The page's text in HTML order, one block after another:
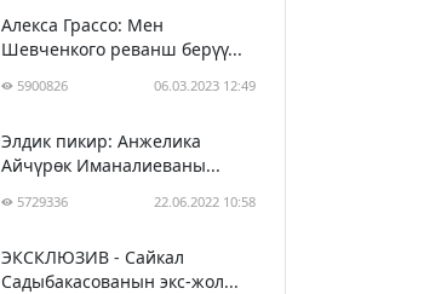
Алекса Грассо: Мен
Шевченкого реванш берүү...
5900826 06.03.2023 12:49
Элдик пикир: Анжелика
Айчүрөк Иманалиеваны...
5729336 22.06.2022 10:58
ЭКСКЛЮЗИВ - Сайкал
Садыбакасованын экс-жол...